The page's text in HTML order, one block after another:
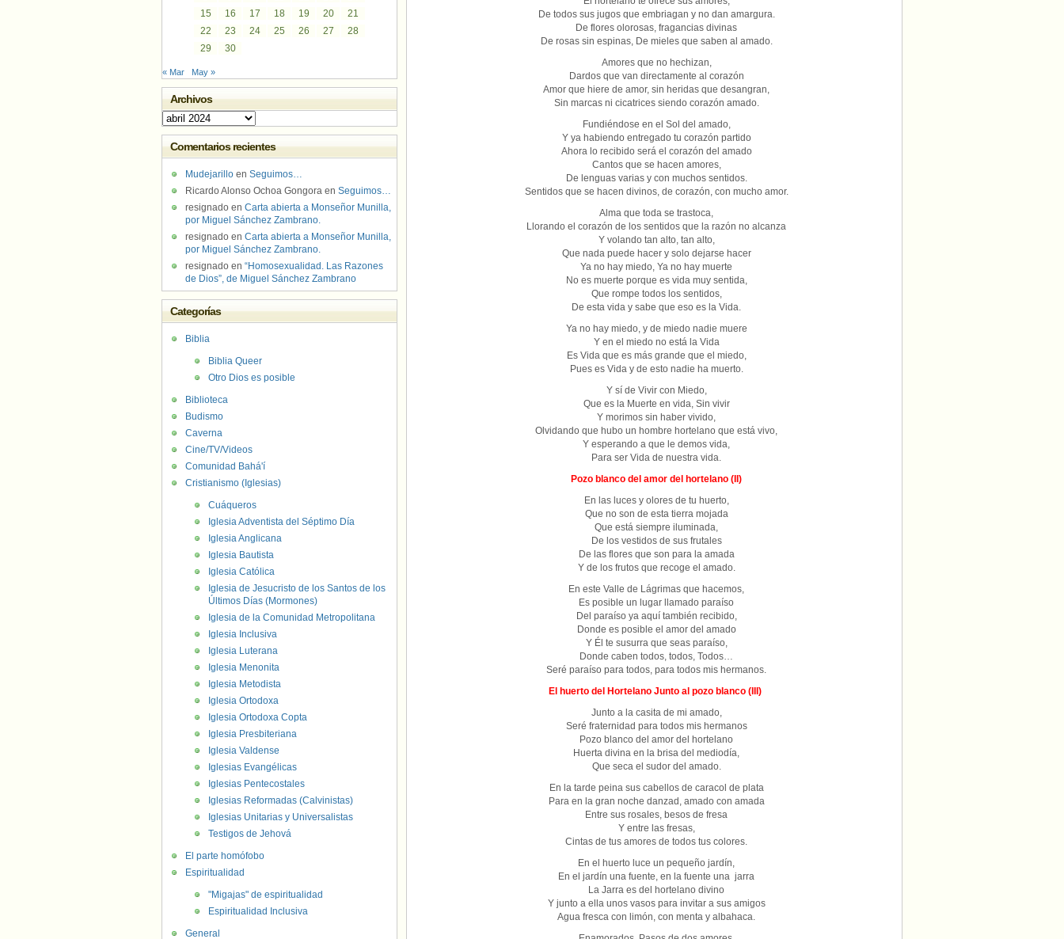
De todos sus jugos que embriagan y no dan amargura.
De flores olorosas, fragancias divinas
De rosas sin espinas, De mieles que saben al amado.
Amores que no hechizan,
Dardos que van directamente al corazón
Amor que hiere de amor, sin heridas que desangran,
Sin marcas ni cicatrices siendo corazón amado.
Fundiéndose en el Sol del amado,
Y ya habiendo entregado tu corazón partido
Ahora lo recibido será el corazón del amado
Cantos que se hacen amores,
De lenguas varias y con muchos sentidos.
Sentidos que se hacen divinos, de corazón, con mucho amor.
Alma que toda se trastoca,
Llorando el corazón de los sentidos que la razón no alcanza
Y volando tan alto, tan alto,
Que nada puede hacer y solo dejarse hacer
Ya no hay miedo, Ya no hay muerte
No es muerte porque es vida muy sentida,
Que rompe todos los sentidos,
De esta vida y sabe que eso es la Vida.
Ya no hay miedo, y de miedo nadie muere
Y en el miedo no está la Vida
Es Vida que es más grande que el miedo,
Pues es Vida y de esto nadie ha muerto.
Y sí de Vivir con Miedo,
Que es la Muerte en vida, Sin vivir
Y morimos sin haber vivido,
Olvidando que hubo un hombre hortelano que está vivo,
Y esperando a que le demos vida,
Para ser Vida de nuestra vida.
Pozo blanco del amor del hortelano (II)
En las luces y olores de tu huerto,
Que no son de esta tierra mojada
Que está siempre iluminada,
De los vestidos de sus frutales
De las flores que son para la amada
Y de los frutos que recoge el amado.
En este Valle de Lágrimas que hacemos,
Es posible un lugar llamado paraíso
Del paraíso ya aquí también recibido,
Donde es posible el amor del amado
Y Él te susurra que seas paraíso,
Donde caben todos, todos, Todos…
Seré paraíso para todos, para todos mis hermanos.
El huerto del Hortelano Junto al pozo blanco (III)
Junto a la casita de mi amado,
Seré fraternidad para todos mis hermanos
Pozo blanco del amor del hortelano
Huerta divina en la brisa del mediodía,
Que seca el sudor del amado.
En la tarde peina sus cabellos de caracol de plata
Para en la gran noche danzad, amado con amada
Entre sus rosales, besos de fresa
Y entre las fresas,
Cintas de tus amores de todos tus colores.
En el huerto luce un pequeño jardín,
En el jardín una fuente, en la fuente una jarra
La Jarra es del hortelano divino
Y junto a ella unos vasos para invitar a sus amigos
Agua fresca con limón, con menta y albahaca.
15
16 17 18 19 20
21
22
23 24 25 26 27
28
29
30
« Mar May »
Archivos
Archivos
Comentarios recientes
Mudejarillo en Seguimos…
Ricardo Alonso Ochoa Gongora en Seguimos…
resignado en Carta abierta a Monseñor Munilla,
por Miguel Sánchez Zambrano.
resignado en Carta abierta a Monseñor Munilla,
por Miguel Sánchez Zambrano.
resignado en “Homosexualidad. Las Razones
de Dios”, de Miguel Sánchez Zambrano
Categorías
Biblia
Biblia Queer
Otro Dios es posible
Biblioteca
Budismo
Caverna
Cine/TV/Videos
Comunidad Bahá'í
Cristianismo (Iglesias)
Cuáqueros
Iglesia Adventista del Séptimo Día
Iglesia Anglicana
Iglesia Bautista
Iglesia Católica
Iglesia de Jesucristo de los Santos de los
Últimos Días (Mormones)
Iglesia de la Comunidad Metropolitana
Iglesia Inclusiva
Iglesia Luterana
Iglesia Menonita
Iglesia Metodista
Iglesia Ortodoxa
Iglesia Ortodoxa Copta
Iglesia Presbiteriana
Iglesia Valdense
Iglesias Evangélicas
Iglesias Pentecostales
Iglesias Reformadas (Calvinistas)
Iglesias Unitarias y Universalistas
Testigos de Jehová
El parte homófobo
Espiritualidad
"Migajas" de espiritualidad
Espiritualidad Inclusiva
General